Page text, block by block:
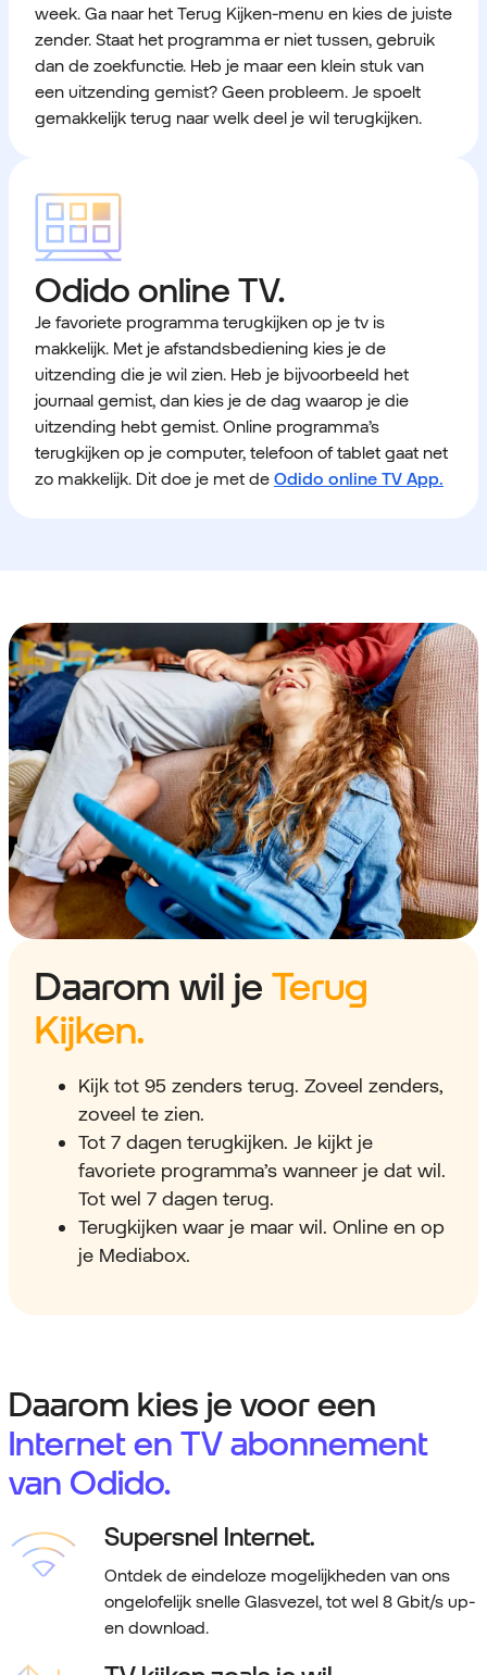
week. Ga naar het Terug Kijken-menu en kies de juiste
zender. Staat het programma er niet tussen, gebruik
dan de zoekfunctie. Heb je maar een klein stuk van
een uitzending gemist? Geen probleem. Je spoelt
gemakkelijk terug naar welk deel je wil terugkijken.
Odido online TV.
Je favoriete programma terugkijken op je tv is
makkelijk. Met je afstandsbediening kies je de
uitzending die je wil zien. Heb je bijvoorbeeld het
journaal gemist, dan kies je de dag waarop je die
uitzending hebt gemist. Online programma’s
terugkijken op je computer, telefoon of tablet gaat net
zo makkelijk. Dit doe je met de Odido online TV App.
Daarom wil je Terug
Kijken.
Kijk tot 95 zenders terug. Zoveel zenders,
zoveel te zien.
Tot 7 dagen terugkijken. Je kijkt je
favoriete programma’s wanneer je dat wil.
Tot wel 7 dagen terug.
Terugkijken waar je maar wil. Online en op
je Mediabox.
Daarom kies je voor een
Internet en TV abonnement
van Odido.
Supersnel Internet.
Ontdek de eindeloze mogelijkheden van ons
ongelofelijk snelle Glasvezel, tot wel 8 Gbit/s up-
en download.